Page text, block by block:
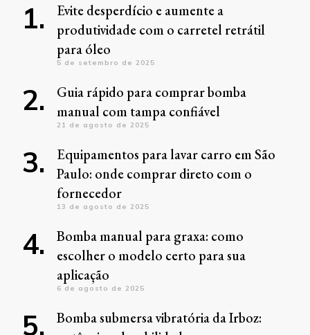
Evite desperdício e aumente a
produtividade com o carretel retrátil
para óleo
5 de setembro de 2025
Guia rápido para comprar bomba
manual com tampa confiável
21 de agosto de 2025
Equipamentos para lavar carro em São
Paulo: onde comprar direto com o
fornecedor
13 de agosto de 2025
Bomba manual para graxa: como
escolher o modelo certo para sua
aplicação
6 de agosto de 2025
Bomba submersa vibratória da Irboz: